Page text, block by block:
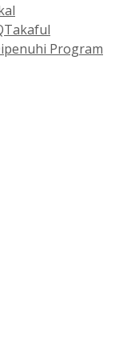
Program